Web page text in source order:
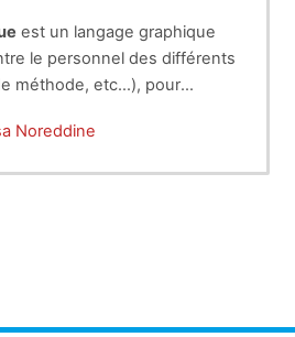
est un langage graphique
le personnel des différents
méthode, etc…), pour
domaines comme le
3) du Département de
Noreddine